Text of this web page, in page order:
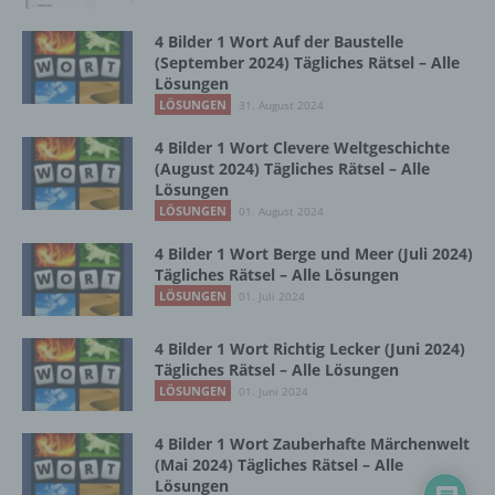
4 Bilder 1 Wort Auf der Baustelle
(September 2024) Tägliches Rätsel – Alle
Lösungen
LÖSUNGEN 31. August 2024
4 Bilder 1 Wort Clevere Weltgeschichte
(August 2024) Tägliches Rätsel – Alle
Lösungen
LÖSUNGEN 01. August 2024
4 Bilder 1 Wort Berge und Meer (Juli 2024)
Tägliches Rätsel – Alle Lösungen
LÖSUNGEN 01. Juli 2024
4 Bilder 1 Wort Richtig Lecker (Juni 2024)
Tägliches Rätsel – Alle Lösungen
LÖSUNGEN 01. Juni 2024
4 Bilder 1 Wort Zauberhafte Märchenwelt
(Mai 2024) Tägliches Rätsel – Alle
Lösungen
Daten wie das Erheben, das Erfassen, die
Organisation, das Ordnen, die Speicherung,
die Anpassung oder Veränderung, das
Auslesen, das Abfragen, die Verwendung,
Verbreitung oder eine andere Form der
Bereitstellung, den Abgleich oder die
Verknüpfung, die Einschränkung, das
Löschen oder die Vernichtung.
d) Einschränkung der Verarbeitung
Einschränkung der Verarbeitung ist die
Markierung gespeicherter
personenbezogener Daten mit dem Ziel, ihre
künftige Verarbeitung einzuschränken.
e) Profiling